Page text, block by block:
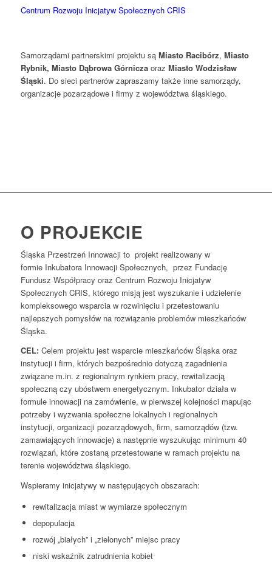
Centrum Rozwoju Inicjatyw Społecznych CRIS
Samorządami partnerskimi projektu są Miasto Racibórz, Miasto
Rybnik, Miasto Dąbrowa Górniczaoraz Miasto Wodzisław
Śląski. Do sieci partnerów zapraszamy także inne samorządy,
organizacje pozarządowe i firmy z województwa śląskiego.
O PROJEKCIE
Śląska Przestrzeń Innowacji to projekt realizowany w
formie Inkubatora Innowacji Społecznych, przez Fundację
Fundusz Współpracy oraz Centrum Rozwoju Inicjatyw
Społecznych CRIS, którego misją jest wyszukanie i udzielenie
kompleksowego wsparcia w rozwinięciu i przetestowaniu
najlepszych pomysłów na rozwiązanie problemów mieszkańców
Śląska.
CEL: Celem projektu jest wsparcie mieszkańców Śląska oraz
instytucji i firm, których bezpośrednio dotyczą zagadnienia
związane m.in. z regionalnym rynkiem pracy, rewitalizacją
społeczną czy ubóstwem energetycznym. Inkubator działa w
formule innowacji na zamówienie, w pierwszej kolejności mapując
potrzeby i wyzwania społeczne lokalnych i regionalnych
instytucji, organizacji pozarządowych, firm, samorządów (tzw.
zamawiających innowacje) a następnie wyszukując minimum 40
rozwiązań, które zostaną przetestowane w ramach projektu na
terenie województwa śląskiego.
Wspieramy inicjatywy w następujących obszarach:
rewitalizacja miast w wymiarze społecznym
depopulacja
rozwój „białych” i „zielonych” miejsc pracy
niski wskaźnik zatrudnienia kobiet